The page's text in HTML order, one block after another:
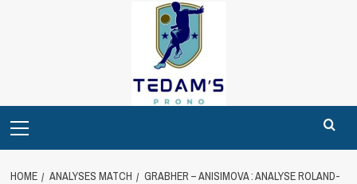
Menu
HOME ANALYSES MATCH
GRABHER – ANISIMOVA : ANALYSE ROLAND-